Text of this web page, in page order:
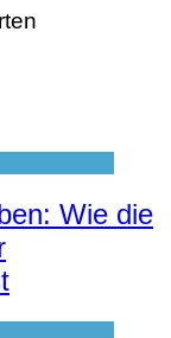
Wie die